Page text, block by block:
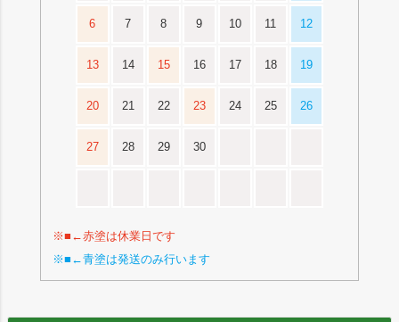
6 7 8 9 10 11 12
13 14 15 16 17 18 19
20 21 22 23 24 25 26
27 28 29 30
※■←赤塗は休業日です
※■←青塗は発送のみ行います